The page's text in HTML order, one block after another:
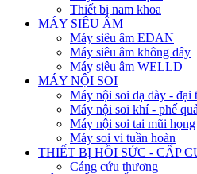
Thiết bị nam khoa
MÁY SIÊU ÂM
Máy siêu âm EDAN
Máy siêu âm không dây
Máy siêu âm WELLD
MÁY NỘI SOI
Máy nội soi dạ dày - đại
Máy nội soi khí - phế
Máy nội soi tai mũi họng
Máy soi vi tuần hoàn
THIẾT BỊ HỒI SỨC - CẤP
Cáng cứu thương